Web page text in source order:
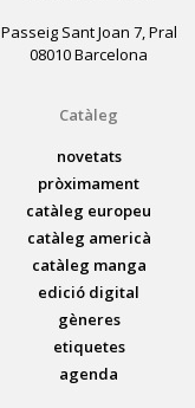
Passeig Sant Joan 7, Pral
08010 Barcelona
Catàleg
novetats
pròximament
catàleg europeu
catàleg americà
catàleg manga
edició digital
gèneres
etiquetes
agenda